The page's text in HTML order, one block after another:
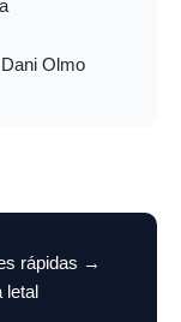
Olmo
rápidas →
letal